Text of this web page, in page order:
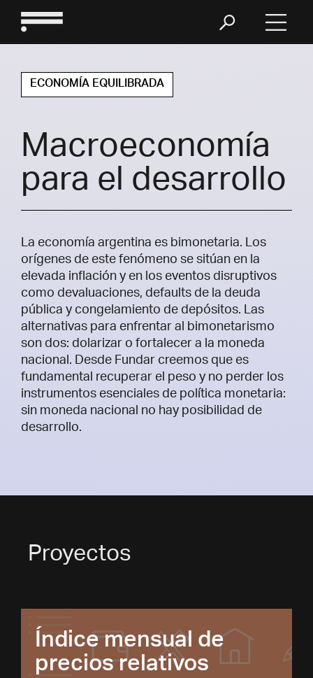
ECONOMÍA EQUILIBRADA
Macroeconomía
para el desarrollo
La economía argentina es bimonetaria. Los
orígenes de este fenómeno se sitúan en la
elevada inflación y en los eventos disruptivos
como devaluaciones, defaults de la deuda
pública y congelamiento de depósitos. Las
alternativas para enfrentar al bimonetarismo
son dos: dolarizar o fortalecer a la moneda
nacional. Desde Fundar creemos que es
fundamental recuperar el peso y no perder los
instrumentos esenciales de política monetaria:
sin moneda nacional no hay posibilidad de
desarrollo.
Proyectos
Índice mensual de
precios relativos